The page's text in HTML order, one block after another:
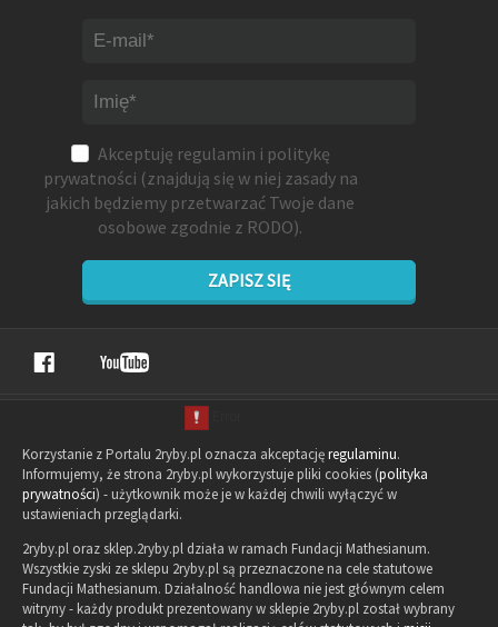
Akceptuję regulamin i politykę
prywatności (znajdują się w niej zasady na
jakich będziemy przetwarzać Twoje dane
osobowe zgodnie z RODO).
ZAPISZ SIĘ
Korzystanie z Portalu 2ryby.pl oznacza akceptacjęregulaminu.
Informujemy, że strona 2ryby.pl wykorzystuje pliki cookies (polityka
prywatności) - użytkownik może je w każdej chwili wyłączyć w
ustawieniach przeglądarki.
2ryby.pl oraz sklep.2ryby.pl działa w ramach Fundacji Mathesianum.
Wszystkie zyski ze sklepu 2ryby.pl są przeznaczone na cele statutowe
Fundacji Mathesianum. Działalność handlowa nie jest głównym celem
witryny - każdy produkt prezentowany w sklepie 2ryby.pl został wybrany